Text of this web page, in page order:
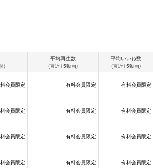
平均再生数
(直近15動画)
平均いいね数
(直近15動画)
会員限定 有料会員限定 有料会員限定
会員限定 有料会員限定 有料会員限定
会員限定 有料会員限定 有料会員限定
会員限定 有料会員限定 有料会員限定